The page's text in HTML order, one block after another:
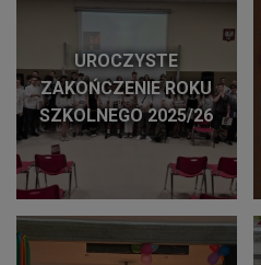
UROCZYSTE
ZAKOŃCZENIE ROKU
SZKOLNEGO 2025/26